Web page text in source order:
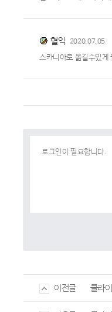
혈익 2020.07.05
스카니아로 옮길수있게
이전글 클라